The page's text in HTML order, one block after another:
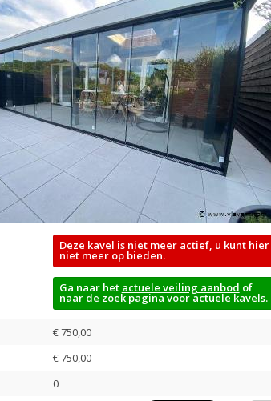
Deze kavel is niet meer actief, u kunt
niet meer op bieden.
Ga naar het actuele veiling aanbod of
naar de zoek paginavoor actuele kavels.
€ 750,00
€750,00
0